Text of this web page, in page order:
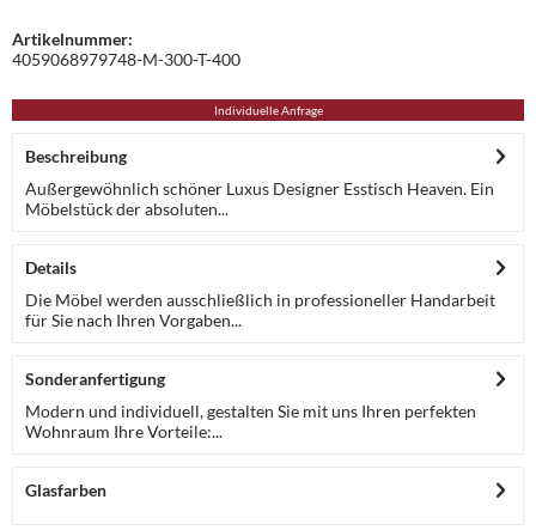
Artikelnummer:
4059068979748-M-300-T-400
Individuelle Anfrage
Beschreibung
Außergewöhnlich schöner Luxus Designer Esstisch Heaven. Ein
Möbelstück der absoluten...
Details
Die Möbel werden ausschließlich in professioneller Handarbeit
für Sie nach Ihren Vorgaben...
Sonderanfertigung
Modern und individuell, gestalten Sie mit uns Ihren perfekten
Wohnraum Ihre Vorteile:...
Glasfarben